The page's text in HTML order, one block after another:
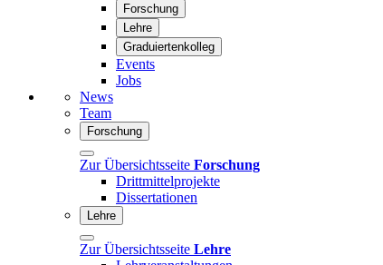
Forschung
Lehre
Graduiertenkolleg
Events
Jobs
News
Team
Forschung
Zur Übersichtsseite Forschung
Drittmittelprojekte
Dissertationen
Lehre
Zur Übersichtsseite Lehre